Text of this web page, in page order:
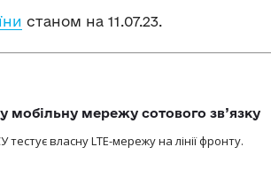
станом на 11.07.23.
мережу сотового зв’язку
власну LTE-мережу на лінії фронту.